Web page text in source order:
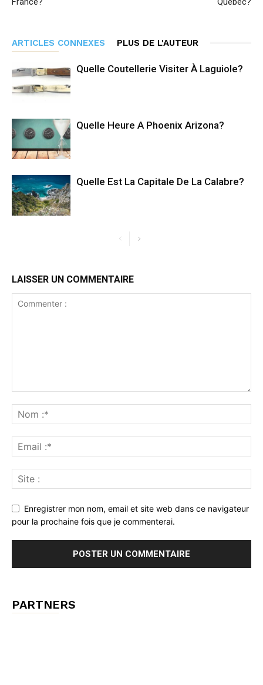
ARTICLES CONNEXES PLUS DE L'AUTEUR
Quelle Coutellerie Visiter À Laguiole?
Quelle Heure A Phoenix Arizona?
Quelle Est La Capitale De La Calabre?
LAISSER UN COMMENTAIRE
Enregistrer mon nom, email et site web dans ce navigateur
pour la prochaine fois que je commenterai.
PARTNERS